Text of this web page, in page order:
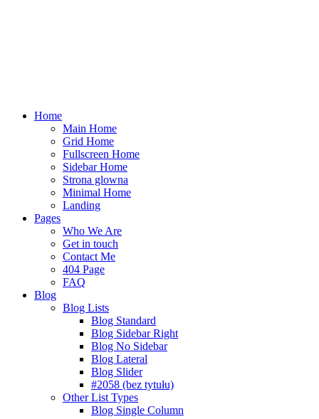
Home
Main Home
Grid Home
Fullscreen Home
Sidebar Home
Strona glowna
Minimal Home
Landing
Pages
Who We Are
Get in touch
Contact Me
404 Page
FAQ
Blog
Blog Lists
Blog Standard
Blog Sidebar Right
Blog No Sidebar
Blog Lateral
Blog Slider
#2058 (bez tytułu)
Other List Types
Blog Single Column